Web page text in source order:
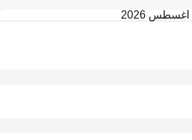
أغسطس 2026